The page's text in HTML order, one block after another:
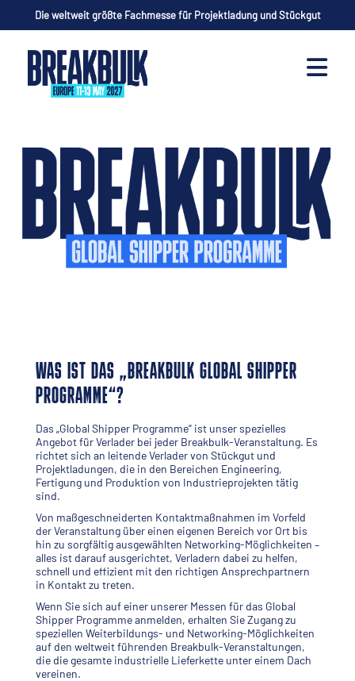
Die weltweit größte Fachmesse für Projektladung und Stückgut
WAS IST DAS „BREAKBULK GLOBAL SHIPPER
PROGRAMME“?
Das „Global Shipper Programme“ ist unser spezielles
Angebot für Verlader bei jeder Breakbulk-Veranstaltung. Es
richtet sich an leitende Verlader von Stückgut und
Projektladungen, die in den Bereichen Engineering,
Fertigung und Produktion von Industrieprojekten tätig
sind.
Von maßgeschneiderten Kontaktmaßnahmen im Vorfeld
der Veranstaltung über einen eigenen Bereich vor Ort bis
hin zu sorgfältig ausgewählten Networking-Möglichkeiten –
alles ist darauf ausgerichtet, Verladern dabei zu helfen,
schnell und effizient mit den richtigen Ansprechpartnern
in Kontakt zu treten.
Wenn Sie sich auf einer unserer Messen für das Global
Shipper Programme anmelden, erhalten Sie Zugang zu
speziellen Weiterbildungs- und Networking-Möglichkeiten
auf den weltweit führenden Breakbulk-Veranstaltungen,
die die gesamte industrielle Lieferkette unter einem Dach
vereinen.